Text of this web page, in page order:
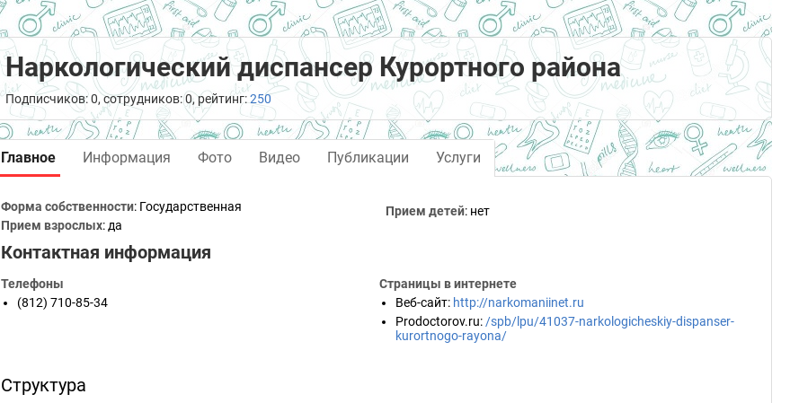
Наркологический диспансер Курортного района
Подписчиков: 0, сотрудников: 0, рейтинг:250
Главное Информация Фото Видео Публикации Услуги
Форма собственности: Государственная
Прием взрослых: да
Прием детей: нет
Контактная информация
Телефоны
(812) 710-85-34
Страницы в интернете
Веб-сайт: http://narkomaniinet.ru
Prodoctorov.ru: /spb/lpu/41037-narkologicheskiy-dispanser-
kurortnogo-rayona/
Структура